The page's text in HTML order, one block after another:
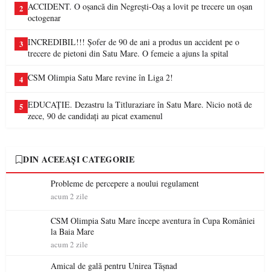
2 ACCIDENT. O oșancă din Negrești-Oaș a lovit pe trecere un oșan
octogenar
3 INCREDIBIL!!! Șofer de 90 de ani a produs un accident pe o
trecere de pietoni din Satu Mare. O femeie a ajuns la spital
4 CSM Olimpia Satu Mare revine în Liga 2!
5 EDUCAȚIE. Dezastru la Titluraziare în Satu Mare. Nicio notă de
zece, 90 de candidați au picat examenul
DIN ACEEAȘI CATEGORIE
Probleme de percepere a noului regulament
acum 2 zile
CSM Olimpia Satu Mare începe aventura în Cupa României
la Baia Mare
acum 2 zile
Amical de gală pentru Unirea Tășnad